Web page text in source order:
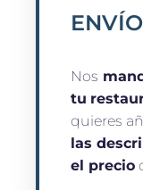
Nos
tu
quieres
las
el precio